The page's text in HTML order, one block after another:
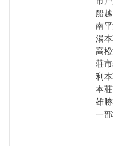
船
南
湯
高
荘
利
本
雄
一